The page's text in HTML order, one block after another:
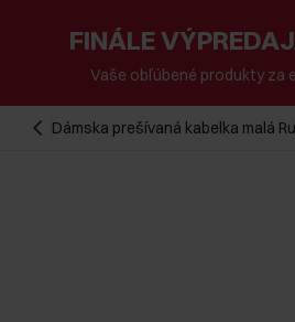
FINÁLE
Vaše obľúbené produkty za
Dámska prešívaná kabelka malá